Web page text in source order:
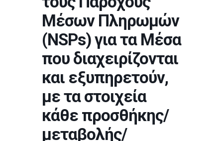
Μέσων Πληρωμών
(NSPs) για τα Μέσα
που διαχειρίζονται
και εξυπηρετούν,
με τα στοιχεία
κάθε προσθήκης/
μεταβολής/